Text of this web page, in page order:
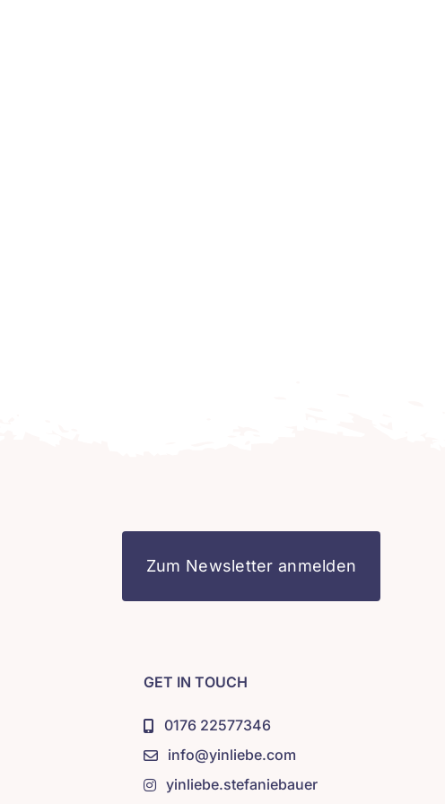
Zum Newsletter anmelden
GET IN TOUCH
0176 22577346
info@yinliebe.com
yinliebe.stefaniebauer